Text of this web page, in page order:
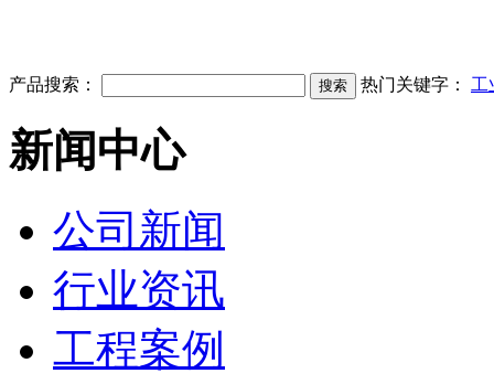
产品搜索： 热门关键字： 工
新闻中心
公司新闻
行业资讯
工程案例